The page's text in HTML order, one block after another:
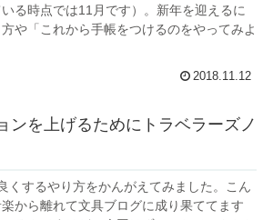
る時点では11月です）。新年を迎えるに
や「これから手帳をつけるのをやってみよ
2018.11.12
ンを上げるためにトラベラーズノ
くするやり方をかんがえてみました。こん
から離れて文具ブログに成り果ててます